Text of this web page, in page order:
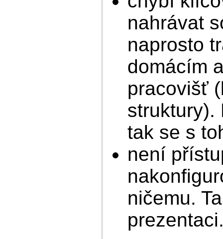
nahrávat
naprosto
domácím
pracovišť
struktury).
tak se s
není
ničemu.